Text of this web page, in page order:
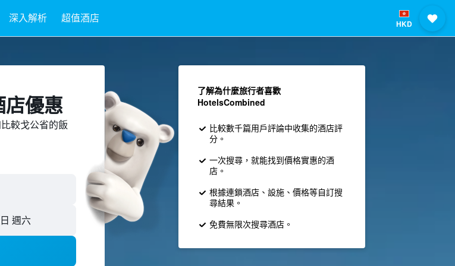
深入解析 超值酒店 HKD
店優惠
較戈公省的飯
週六
了解為什麼旅行者喜歡
HotelsCombined
比較數千篇用戶評論中收集的酒店評
分。
一次搜尋，就能找到價格實惠的酒
店。
根據連鎖酒店、設施、價格等自訂搜
尋結果。
免費無限次搜尋酒店。